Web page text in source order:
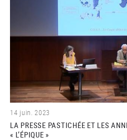
14 juin. 2023
LA PRESSE PASTICHÉE ET LES
« L’ÉPIQUE »